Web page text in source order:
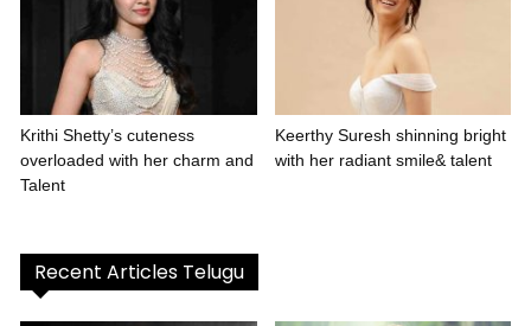
Krithi Shetty’s cuteness
overloaded with her charm and
Talent
Keerthy Suresh shinning bright
with her radiant smile& talent
Recent Articles Telugu